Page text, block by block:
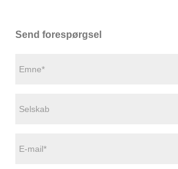
Send forespørgsel